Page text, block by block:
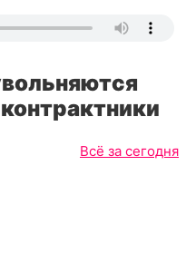
Всё за сегодня